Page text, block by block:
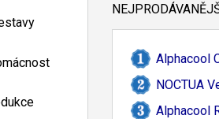
Alphacool
NOCTUA
Alphacool